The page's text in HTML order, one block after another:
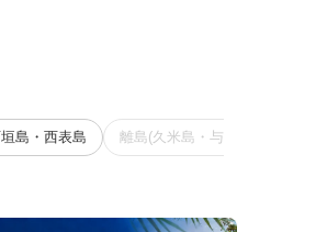
島・西表島 離島(久米島・与那国島・慶良